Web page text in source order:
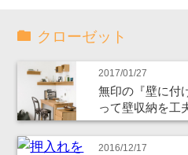
クローゼット
2017/01/27
無印の『壁に付
って壁収納を工
2016/12/17